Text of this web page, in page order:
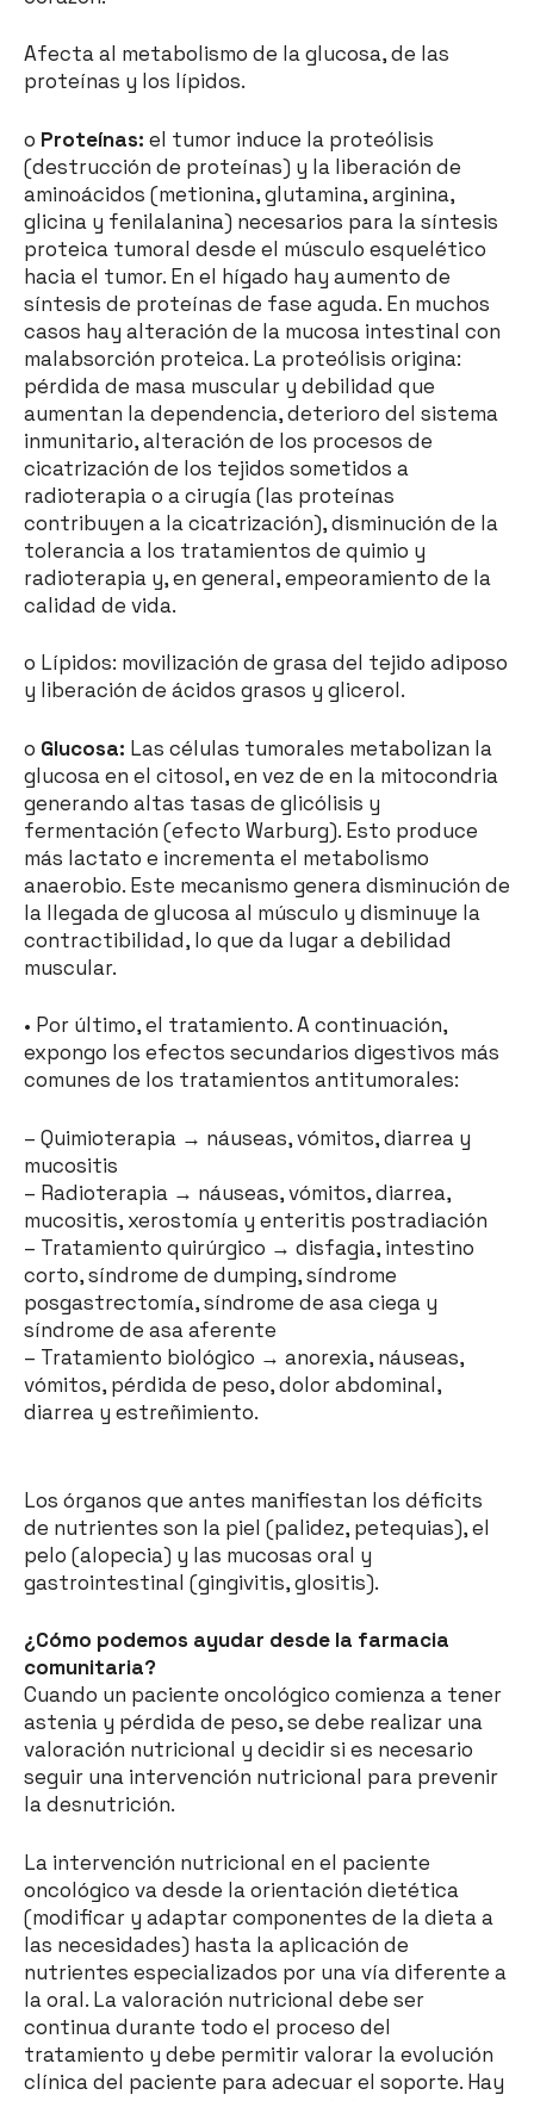
Afecta al metabolismo de la glucosa, de las
proteínas y los lípidos.
o Proteínas: el tumor induce la proteólisis
(destrucción de proteínas) y la liberación de
aminoácidos (metionina, glutamina, arginina,
glicina y fenilalanina) necesarios para la síntesis
proteica tumoral desde el músculo esquelético
hacia el tumor. En el hígado hay aumento de
síntesis de proteínas de fase aguda. En muchos
casos hay alteración de la mucosa intestinal con
malabsorción proteica. La proteólisis origina:
pérdida de masa muscular y debilidad que
aumentan la dependencia, deterioro del sistema
inmunitario, alteración de los procesos de
cicatrización de los tejidos sometidos a
radioterapia o a cirugía (las proteínas
contribuyen a la cicatrización), disminución de la
tolerancia a los tratamientos de quimio y
radioterapia y, en general, empeoramiento de la
calidad de vida.
o Lípidos: movilización de grasa del tejido adiposo
y liberación de ácidos grasos y glicerol.
o Glucosa: Las células tumorales metabolizan la
glucosa en el citosol, en vez de en la mitocondria
generando altas tasas de glicólisis y
fermentación (efecto Warburg). Esto produce
más lactato e incrementa el metabolismo
anaerobio. Este mecanismo genera disminución de
la llegada de glucosa al músculo y disminuye la
contractibilidad, lo que da lugar a debilidad
muscular.
• Por último, el tratamiento. A continuación,
expongo los efectos secundarios digestivos más
comunes de los tratamientos antitumorales:
– Quimioterapia → náuseas, vómitos, diarrea y
mucositis
– Radioterapia → náuseas, vómitos, diarrea,
mucositis, xerostomía y enteritis postradiación
– Tratamiento quirúrgico → disfagia, intestino
corto, síndrome de dumping, síndrome
posgastrectomía, síndrome de asa ciega y
síndrome de asa aferente
– Tratamiento biológico → anorexia, náuseas,
vómitos, pérdida de peso, dolor abdominal,
diarrea y estreñimiento.
Los órganos que antes manifiestan los déficits
de nutrientes son la piel (palidez, petequias), el
pelo (alopecia) y las mucosas oral y
gastrointestinal (gingivitis, glositis).
¿Cómo podemos ayudar desde la farmacia
comunitaria?
Cuando un paciente oncológico comienza a tener
astenia y pérdida de peso, se debe realizar una
valoración nutricional y decidir si es necesario
seguir una intervención nutricional para prevenir
la desnutrición.
La intervención nutricional en el paciente
oncológico va desde la orientación dietética
(modificar y adaptar componentes de la dieta a
las necesidades) hasta la aplicación de
nutrientes especializados por una vía diferente a
la oral. La valoración nutricional debe ser
continua durante todo el proceso del
tratamiento y debe permitir valorar la evolución
clínica del paciente para adecuar el soporte. Hay